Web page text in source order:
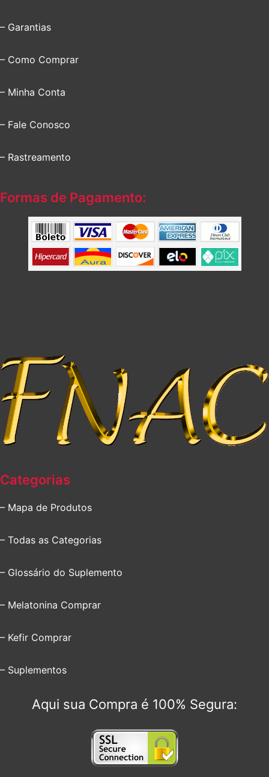
– Garantias
– Como Comprar
– Minha Conta
– Fale Conosco
– Rastreamento
Formas de Pagamento:
Categorias
– Mapa de Produtos
– Todas as Categorias
– Glossário do Suplemento
– Melatonina Comprar
– Kefir Comprar
– Suplementos
Aqui sua Compra é 100% Segura: